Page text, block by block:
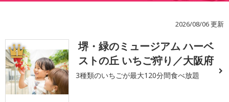
2026/08/06 更新
1
堺・緑のミュージアム ハーベ
ストの丘 いちご狩り／大阪府
3種類のいちごが最大120分間食べ放題